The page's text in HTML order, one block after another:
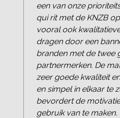
een van onze
qui rit met de KNZB
vooral ook
dragen door een
branden met de twee
partnermerken. De
zeer goede kwaliteit
en simpel in elkaar te
bevordert de
gebruik van te maken.